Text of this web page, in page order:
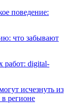
поведение:
что забывают
работ: digital-
исчезнуть из
регионе